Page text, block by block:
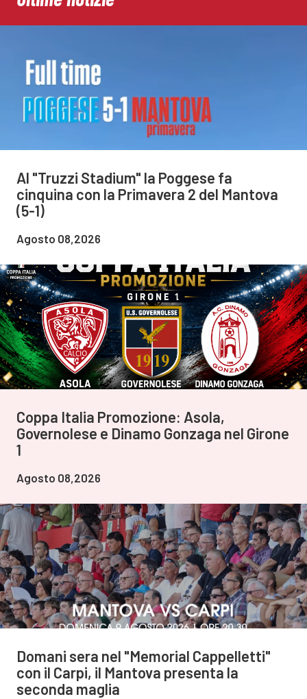
Al "Truzzi Stadium" la Poggese fa
cinquina con la Primavera 2 del Mantova
(5-1)
Agosto 08,2026
Coppa Italia Promozione: Asola,
Governolese e Dinamo Gonzaga nel Girone
1
Agosto 08,2026
Domani sera nel "Memorial Cappelletti"
con il Carpi, il Mantova presenta la
seconda maglia